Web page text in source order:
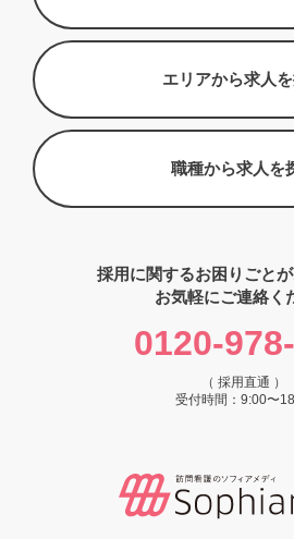
エリアから求人
職種から求人を
採用に関するお困りごと
お気軽にご連絡く
0120-
（ 採用直通 ）
受付時間：9:00〜